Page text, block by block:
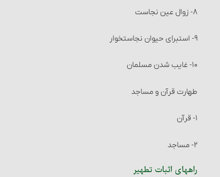
شرایط مستحقّان زکات‏
زکات فطره
مصرف زکات فطره
عزل (کنار گذاشتن) زکات فطره و احکام آن
احکام خرید و فروش‏
مستحبّات معامله
معاملات مکروه
۸- زوال عین نجاست
۹- استبرای حیوان نجاست‎خوار
۱۰- غایب شدن مسلمان
طهارت قرآن و مساجد
۱- قرآن
۲- مساجد
راههای اثبات تطهیر